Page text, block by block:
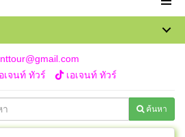
เจนท์ ทัวร์ เอเจนท์ ทัวร์
ค้นหา